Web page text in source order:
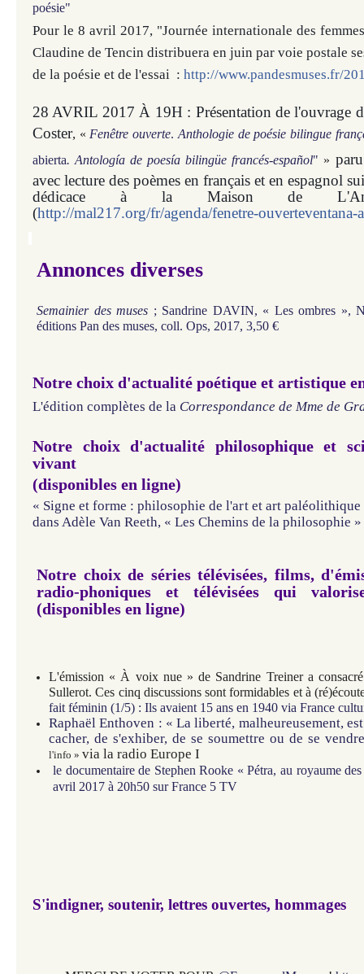
poésie"
Pour le 8 avril 2017, "Journée internationale des
Claudine de Tencin distribuera en juin par voie postale
de la poésie et de l'essai : http://www.pandesmuses.fr/
28 AVRIL 2017 À 19H : Présentation de l'ouvrage
Coster, « Fenêtre ouverte. Anthologie de poésie bilingue
abierta. Antología de poesía bilingüe francés-español" »
avec lecture des poèmes en français et en espagnol
dédicace à la Maison de
(http://mal217.org/fr/agenda/fenetre-ouverteventana-
Annonces diverses
Semainier des muses ; Sandrine DAVIN, « Les ombres »,
éditions Pan des muses, coll. Ops, 2017, 3,50 €
Notre choix d'actualité poétique et artistique
L'édition complètes de la Correspondance de Mme de
Notre choix d'actualité philosophique et
vivant
(disponibles en ligne)
« Signe et forme : philosophie de l'art et art
dans Adèle Van Reeth, « Les Chemins de la philosophie
Notre choix de séries télévisées, films,
radio-phoniques et télévisées qui
(disponibles en ligne)
L'émission « À voix nue » de Sandrine Treiner a
Sullerot. Ces cinq discussions sont formidables et à
fait féminin (1/5) : Ils avaient 15 ans en 1940 via France
Raphaël Enthoven : « La liberté, malheureusement,
cacher, de s'exhiber, de se soumettre ou de se
l'info » via la radio Europe I
le documentaire de Stephen Rooke «Pétra, au royaume
avril 2017 à 20h50 sur France 5 TV
S'indigner, soutenir, lettres ouvertes, hommages